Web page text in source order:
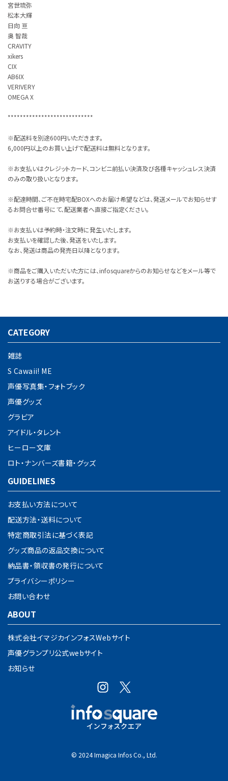
宮世琉弥
松本大輝
日向 亘
奥 智哉
CRAVITY
xikers
CIX
AB6IX
VERIVERY
OMEGA X
****************************
※配送料を別途600円いただきます。
6,000円以上のお買い上げで配送料は無料となります。
※お支払いはクレジットカード、コンビニ前払い決済及び各種キャッシュレス決済
のみの取り扱いとなります。
※配達時間、ご不在時宅配BOXへのお届け希望などは、発送メールでお知らせす
るお問合せ番号にて、配送業者へ直接ご指定ください。
※お支払いは予約時・注文時に発生いたします。
お支払いを確認した後、発送をいたします。
なお、発送は商品の発売日以降となります。
※商品をご購入いただいた方には、infosquareからのお知らせなどをメール等で
お送りする場合がございます。
CATEGORY
雑誌
S Cawaii! ME
声優写真集・フォトブック
声優グッズ
グラビア
アイドル・タレント
ヒーロー文庫
ロト・ナンバーズ書籍・グッズ
GUIDELINES
お支払い方法について
配送方法・送料について
特定商取引法に基づく表記
グッズ商品の返品交換について
納品書・領収書の発行について
プライバシーポリシー
お問い合わせ
ABOUT
株式会社イマジカインフォスWebサイト
声優グランプリ公式webサイト
お知らせ
© 2024 Imagica Infos Co., Ltd.